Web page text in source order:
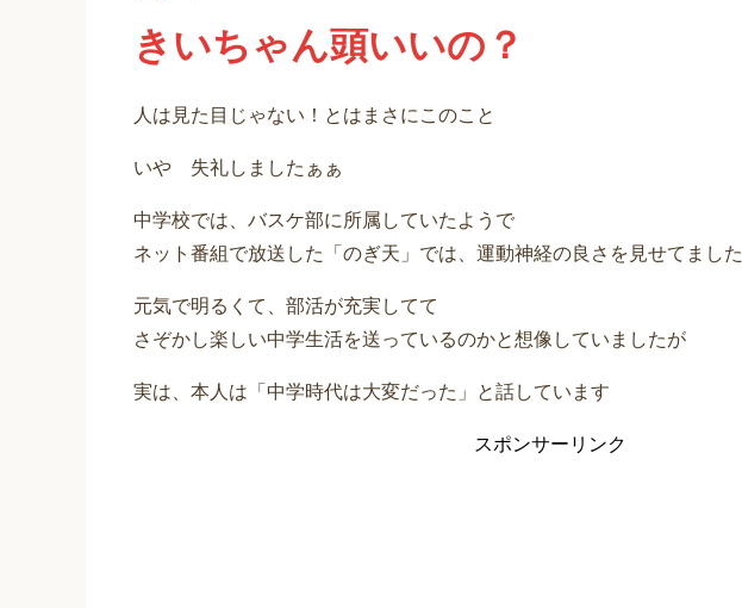
きいちゃん頭いいの？
人は見た目じゃない！とはまさにこのこと
いや 失礼しましたぁぁ
中学校では、バスケ部に所属していたようで
ネット番組で放送した「のぎ天」では、運動神経の良さを見せてました
元気で明るくて、部活が充実してて
さぞかし楽しい中学生活を送っているのかと想像していましたが
実は、本人は「中学時代は大変だった」と話しています
スポンサーリンク